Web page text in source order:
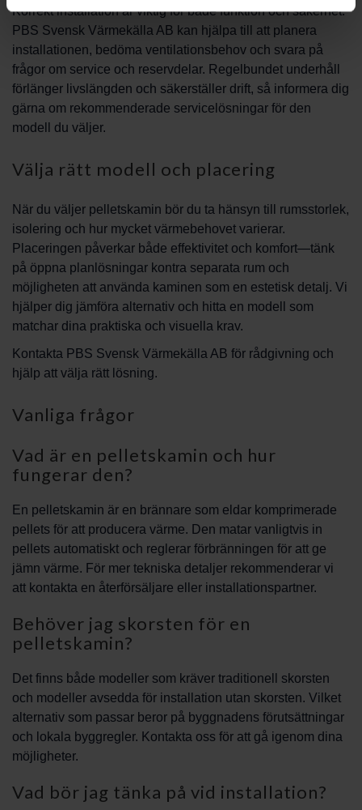
Korrekt installation är viktig för både funktion och säkerhet.
PBS Svensk Värmekälla AB kan hjälpa till att planera
installationen, bedöma ventilationsbehov och svara på
frågor om service och reservdelar. Regelbundet underhåll
förlänger livslängden och säkerställer drift, så informera dig
gärna om rekommenderade servicelösningar för den
modell du väljer.
Välja rätt modell och placering
När du väljer pelletskamin bör du ta hänsyn till rumsstorlek,
isolering och hur mycket värmebehovet varierar.
Placeringen påverkar både effektivitet och komfort—tänk
på öppna planlösningar kontra separata rum och
möjligheten att använda kaminen som en estetisk detalj. Vi
hjälper dig jämföra alternativ och hitta en modell som
matchar dina praktiska och visuella krav.
Kontakta PBS Svensk Värmekälla AB för rådgivning och
hjälp att välja rätt lösning.
Vanliga frågor
Vad är en pelletskamin och hur
fungerar den?
En pelletskamin är en brännare som eldar komprimerade
pellets för att producera värme. Den matar vanligtvis in
pellets automatiskt och reglerar förbränningen för att ge
jämn värme. För mer tekniska detaljer rekommenderar vi
att kontakta en återförsäljare eller installationspartner.
Behöver jag skorsten för en
pelletskamin?
Det finns både modeller som kräver traditionell skorsten
och modeller avsedda för installation utan skorsten. Vilket
alternativ som passar beror på byggnadens förutsättningar
och lokala byggregler. Kontakta oss för att gå igenom dina
möjligheter.
Vad bör jag tänka på vid installation?